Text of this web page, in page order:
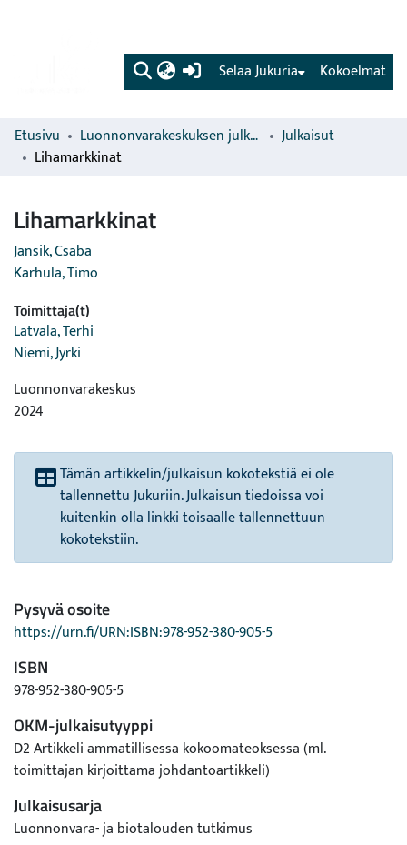
(current) Kokoelmat
Selaa Jukuria
Etusivu Luonnonvarakeskuksen julkaisut
Julkaisut
Lihamarkkinat
Lihamarkkinat
Jansik, Csaba
Karhula, Timo
Toimittaja(t)
Latvala, Terhi
Niemi, Jyrki
Luonnonvarakeskus
2024
Tämän artikkelin/julkaisun kokotekstiä ei ole
tallennettu Jukuriin. Julkaisun tiedoissa voi
kuitenkin olla linkki toisaalle tallennettuun
kokotekstiin.
Pysyvä osoite
https://urn.fi/URN:ISBN:978-952-380-905-5
ISBN
978-952-380-905-5
OKM-julkaisutyyppi
D2 Artikkeli ammatillisessa kokoomateoksessa (ml.
toimittajan kirjoittama johdantoartikkeli)
Julkaisusarja
Luonnonvara- ja biotalouden tutkimus